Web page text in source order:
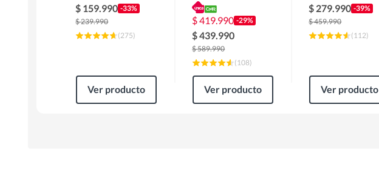
MD100A100/W2
$ 159.990 -33%
$239.990
(275)
Ver producto
MAS430B
$419.990 -29%
$439.990
$589.990
(108)
Ver producto
$ 279.990 -39%
$459.990
(112)
Ver producto